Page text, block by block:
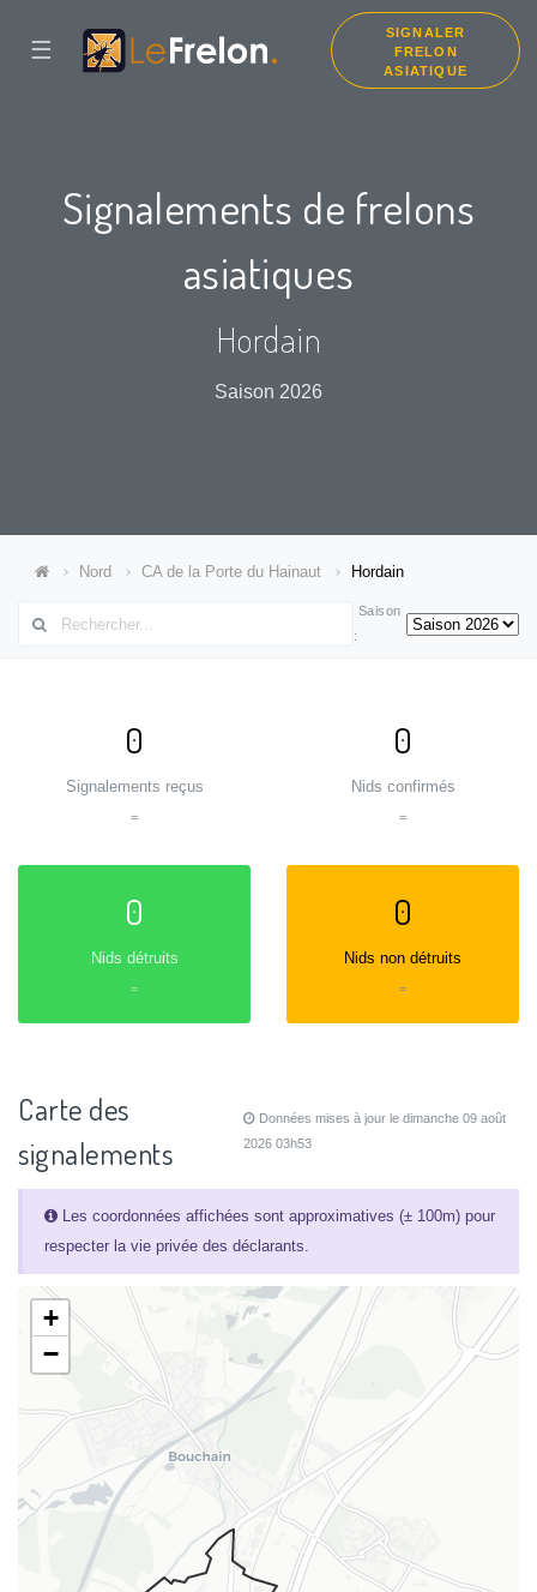
☰
SIGNALER
FRELON
ASIATIQUE
Signalements de frelons
asiatiques
Hordain
Saison 2026
Nord CA de la Porte du Hainaut Hordain
Saison
:
0
Signalements reçus
=
0
Nids confirmés
=
0
Nids détruits
=
0
Nids non détruits
=
Carte des
signalements
Données mises à jour le dimanche 09 août
2026 03h53
Les coordonnées affichées sont approximatives (± 100m) pour
respecter la vie privée des déclarants.
+
−